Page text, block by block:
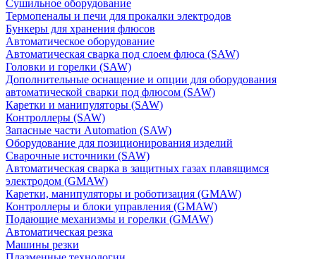
Сушильное оборудование
Термопеналы и печи для прокалки электродов
Бункеры для хранения флюсов
Автоматическое оборудование
Автоматическая сварка под слоем флюса (SAW)
Головки и горелки (SAW)
Дополнительные оснащение и опции для оборудования
автоматической сварки под флюсом (SAW)
Каретки и манипуляторы (SAW)
Контроллеры (SAW)
Запасные части Automation (SAW)
Оборудование для позиционирования изделий
Сварочные источники (SAW)
Автоматическая сварка в защитных газах плавящимся
электродом (GMAW)
Каретки, манипуляторы и роботизация (GMAW)
Контроллеры и блоки управления (GMAW)
Подающие механизмы и горелки (GMAW)
Автоматическая резка
Машины резки